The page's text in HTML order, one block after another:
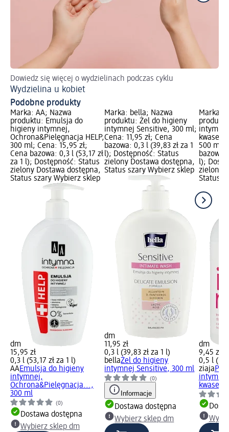
Dowiedz się więcej o wydzielinach podczas cyklu
Wydzielina u kobiet
Podobne produkty
Marka: AA; Nazwa
produktu: Emulsja do
higieny intymnej,
Ochrona&Pielęgnacja HELP,
300 ml; Cena: 15,95 zł;
Cena bazowa: 0,3 l (53,17 zł
za 1 l); Dostępność: Status
zielony Dostawa dostępna,
Status szary Wybierz sklep
dm
15,95 zł
0,3 l (53,17 zł za 1 l)
AAEmulsja do higieny
intymnej,
Ochrona&Pielęgnacja...,
300 ml
(0)
Dostawa dostępna
Wybierz sklep dm
Marka: bella; Nazwa
produktu: Żel do higieny
intymnej Sensitive, 300 ml;
Cena: 11,95 zł; Cena
bazowa: 0,3 l (39,83 zł za 1
l); Dostępność: Status
zielony Dostawa dostępna,
Status szary Wybierz sklep
dm
11,95 zł
0,3 l (39,83 zł za 1 l)
bellaŻel do higieny
intymnej Sensitive, 300 ml
(0)
Informacje
Dostawa dostępna
Wybierz sklep dm
Marka:
500 ml;
bazowa:
l);
zielony
Status
dm
9,45 zł
0,5 l
ziaja